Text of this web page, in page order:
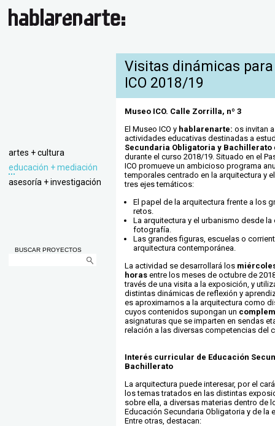
artes + cultura
educación + mediación
asesoría + investigación
BUSCAR PROYECTOS
Visitas dinámicas
ICO 2018/19
Museo ICO. Calle Zorrilla, nº 3
El Museo ICO y hablarenarte: os invitan
actividades educativas destinadas a
Secundaria Obligatoria y Bachillerato
durante el curso 2018/19. Situado en el
ICO promueve un ambicioso programa
temporales centrado en la arquitectura y
tres ejes temáticos:
El papel de la arquitectura frente a los
retos.
La arquitectura y el urbanismo desde la
fotografía.
Las grandes figuras, escuelas o
arquitectura contemporánea.
La actividad se desarrollará los
horas entre los meses de octubre de
través de una visita a la exposición, y
distintas dinámicas de reflexión y
es aproximarnos a la arquitectura como
cuyos contenidos supongan un
asignaturas que se imparten en sendas
relación a las diversas competencias del
Interés curricular de Educación
Bachillerato
La arquitectura puede interesar, por el
los temas tratados en las distintas
sobre ella, a diversas materias dentro de
Educación Secundaria Obligatoria y de la
Entre otras, destacan: